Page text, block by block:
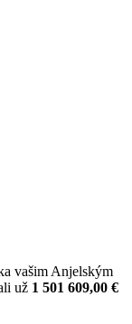
vašim Anjelským
už 1 501 609,00 €